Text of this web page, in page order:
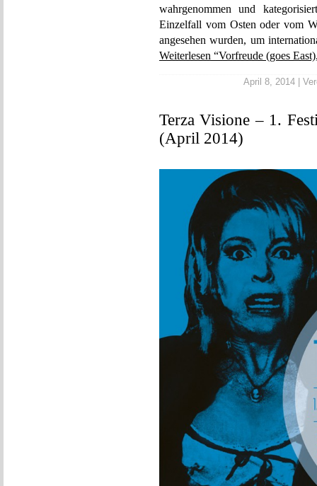
wahrgenommen und
Einzelfall vom Osten oder vom
angesehen wurden, um
Weiterlesen “Vorfreude (goes
April 8, 2014 |
Terza Visione – 1.
(April 2014)